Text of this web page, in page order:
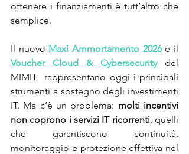
ottenere i finanziamenti è tutt’altro che
semplice.
Il nuovo Maxi Ammortamento 2026
Voucher Cloud & Cybersecurity
del
MIMIT  rappresentano oggi i principali
strumenti a sostegno degli investimenti
IT. Ma c’è un problema: molti incentivi
non coprono i servizi IT ricorrenti, quelli
che garantiscono continuità,
monitoraggio e protezione effettiva nel